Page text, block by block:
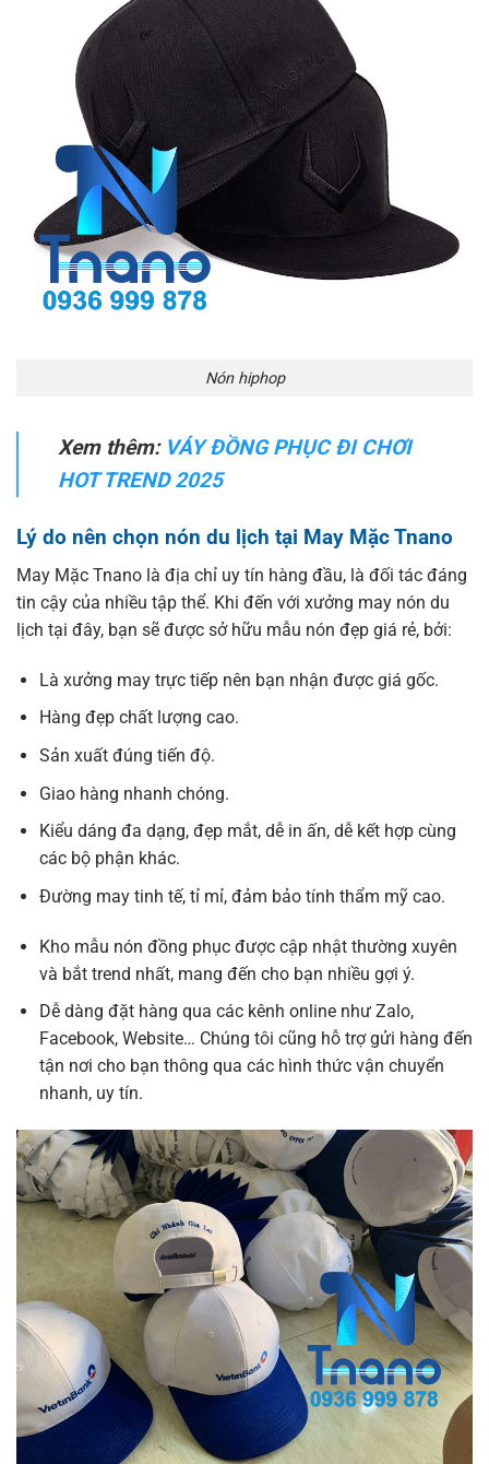
Nón hiphop
Xem thêm: VÁY ĐỒNG PHỤC ĐI CHƠI
HOT TREND 2025
Lý do nên chọn nón du lịch tại May Mặc Tnano
May Mặc Tnano là địa chỉ uy tín hàng đầu, là đối tác đáng
tin cậy của nhiều tập thể. Khi đến với xưởng may nón du
lịch tại đây, bạn sẽ được sở hữu mẫu nón đẹp giá rẻ, bởi:
Là xưởng may trực tiếp nên bạn nhận được giá gốc.
Hàng đẹp chất lượng cao.
Sản xuất đúng tiến độ.
Giao hàng nhanh chóng.
Kiểu dáng đa dạng, đẹp mắt, dễ in ấn, dễ kết hợp cùng
các bộ phận khác.
Đường may tinh tế, tỉ mỉ, đảm bảo tính thẩm mỹ cao.
Kho mẫu nón đồng phục được cập nhật thường xuyên
và bắt trend nhất, mang đến cho bạn nhiều gợi ý.
Dễ dàng đặt hàng qua các kênh online như Zalo,
Facebook, Website… Chúng tôi cũng hỗ trợ gửi hàng đến
tận nơi cho bạn thông qua các hình thức vận chuyển
nhanh, uy tín.